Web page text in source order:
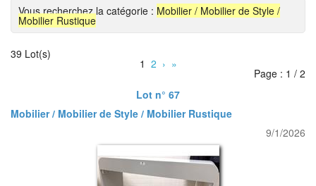
Vous recherchez la catégorie : Mobilier / Mobilier de Style /
Mobilier Rustique
39 Lot(s)
1 2 › »
Page : 1 / 2
Lot n° 67
Mobilier / Mobilier de Style / Mobilier Rustique
9/1/2026